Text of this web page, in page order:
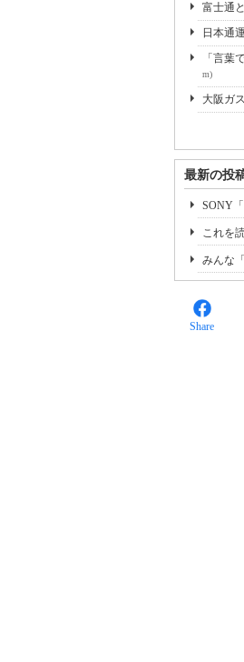
富士通
日本通
「言葉
m)
大阪ガ
最新の投
SONY
これを
みんな
Share